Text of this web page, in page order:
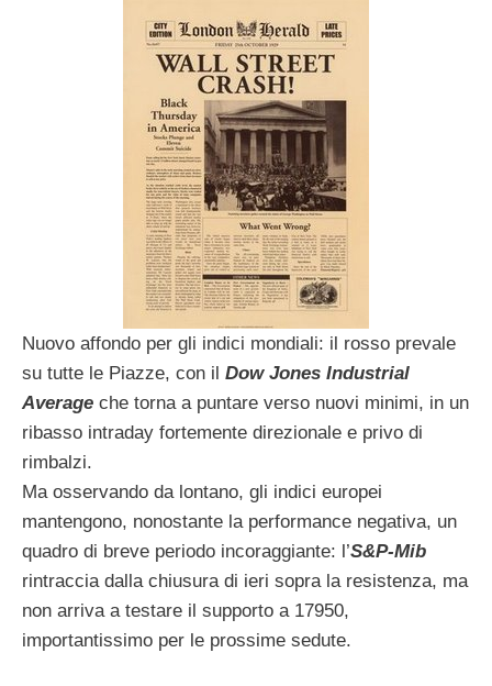
Nuovo affondo per gli indici mondiali: il rosso prevale
su tutte le Piazze, con il Dow Jones Industrial
Average che torna a puntare verso nuovi minimi, in un
ribasso intraday fortemente direzionale e privo di
rimbalzi.
Ma osservando da lontano, gli indici europei
mantengono, nonostante la performance negativa, un
quadro di breve periodo incoraggiante: l’S&P-Mib
rintraccia dalla chiusura di ieri sopra la resistenza, ma
non arriva a testare il supporto a 17950,
importantissimo per le prossime sedute.